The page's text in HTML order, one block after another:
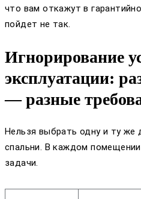
что вам откажут в
пойдет не так.
Игнорирование
эксплуатации:
— разные
Нельзя выбрать одну и ту же
спальни. В каждом
задачи.